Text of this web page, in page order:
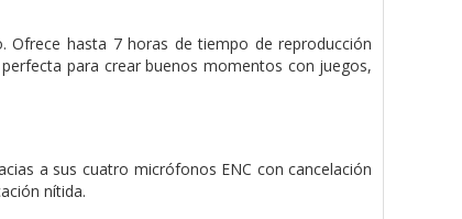
Ofrece hasta 7 horas de tiempo de reproducción
para crear buenos momentos con juegos,
a sus cuatro micrófonos ENC con cancelación
nítida.